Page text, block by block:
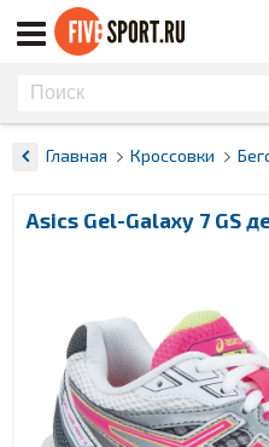
Главная Кроссовки
Asics Gel-Galaxy 7 GS